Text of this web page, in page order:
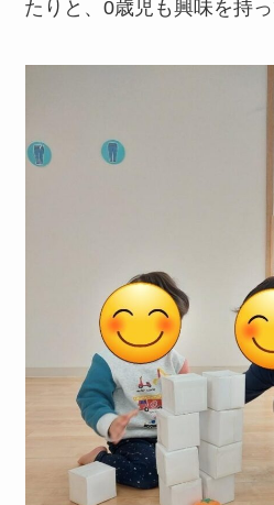
たりと、0歳児も興味を持っ